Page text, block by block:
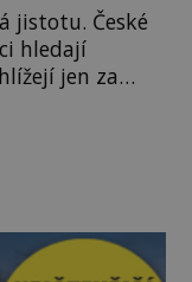
jistotu. České
hledají
jen za
není na
pouhou